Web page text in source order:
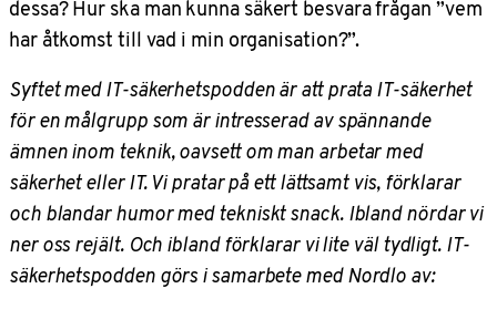
dessa? Hur ska man kunna säkert besvara frågan ”vem
har åtkomst till vad i min organisation?”.
Syftet med IT-säkerhetspodden är att prata IT-säkerhet
för en målgrupp som är intresserad av spännande
ämnen inom teknik, oavsett om man arbetar med
säkerhet eller IT. Vi pratar på ett lättsamt vis, förklarar
och blandar humor med tekniskt snack. Ibland nördar vi
ner oss rejält. Och ibland förklarar vi lite väl tydligt. IT-
säkerhetspodden görs i samarbete med Nordlo av: